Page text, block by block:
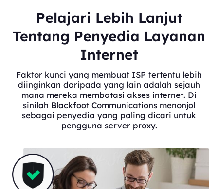
Pelajari Lebih Lanjut
Tentang Penyedia Layanan
Internet
Faktor kunci yang membuat ISP tertentu lebih
diinginkan daripada yang lain adalah sejauh
mana mereka membatasi akses internet. Di
sinilah Blackfoot Communications menonjol
sebagai penyedia yang paling dicari untuk
pengguna server proxy.